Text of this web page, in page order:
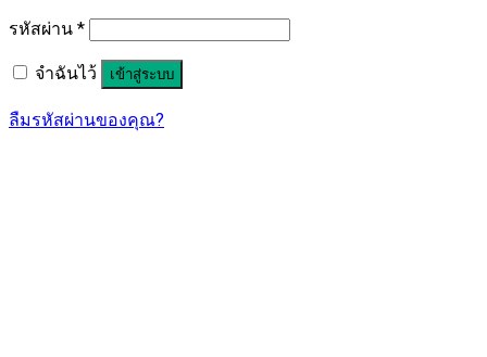
รหัสผ่าน *
จำฉันไว้ เข้าสู่ระบบ
ลืมรหัสผ่านของคุณ?